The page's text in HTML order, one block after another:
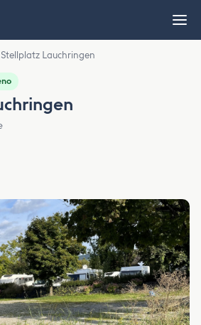
Stellplatz Lauchringen